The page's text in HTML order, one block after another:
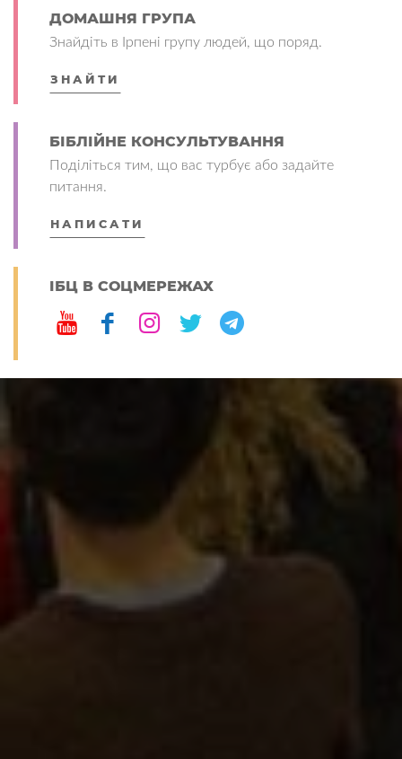
ДОМАШНЯ ГРУПА
Знайдіть в Ірпені групу людей, що поряд.
ЗНАЙТИ
БІБЛІЙНЕ КОНСУЛЬТУВАННЯ
Поділіться тим, що вас турбує або задайте
питання.
НАПИСАТИ
ІБЦ В СОЦМЕРЕЖАХ